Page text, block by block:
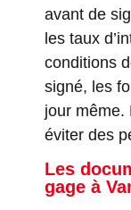
avant de
les taux
conditions
signé, les
jour même.
éviter des
Les
gage à